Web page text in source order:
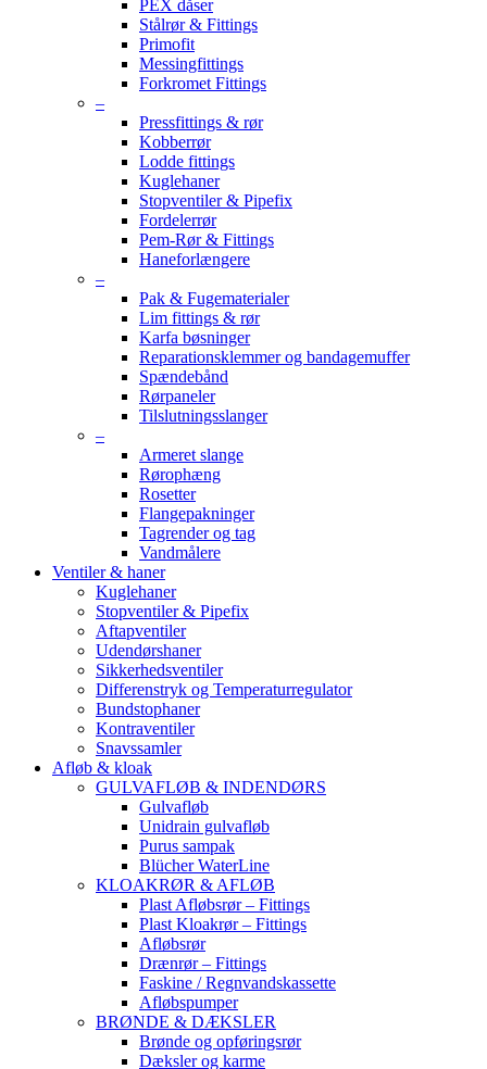
PEX dåser
Stålrør & Fittings
Primofit
Messingfittings
Forkromet Fittings
–
Pressfittings & rør
Kobberrør
Lodde fittings
Kuglehaner
Stopventiler & Pipefix
Fordelerrør
Pem-Rør & Fittings
Haneforlængere
–
Pak & Fugematerialer
Lim fittings & rør
Karfa bøsninger
Reparationsklemmer og bandagemuffer
Spændebånd
Rørpaneler
Tilslutningsslanger
–
Armeret slange
Rørophæng
Rosetter
Flangepakninger
Tagrender og tag
Vandmålere
Ventiler & haner
Kuglehaner
Stopventiler & Pipefix
Aftapventiler
Udendørshaner
Sikkerhedsventiler
Differenstryk og Temperaturregulator
Bundstophaner
Kontraventiler
Snavssamler
Afløb & kloak
GULVAFLØB & INDENDØRS
Gulvafløb
Unidrain gulvafløb
Purus sampak
Blücher WaterLine
KLOAKRØR & AFLØB
Plast Afløbsrør – Fittings
Plast Kloakrør – Fittings
Afløbsrør
Drænrør – Fittings
Faskine / Regnvandskassette
Afløbspumper
BRØNDE & DÆKSLER
Brønde og opføringsrør
Dæksler og karme